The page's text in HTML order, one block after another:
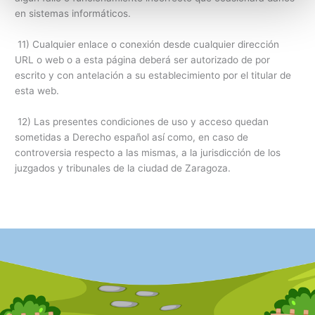
en sistemas informáticos.
11) Cualquier enlace o conexión desde cualquier dirección
URL o web o a esta página deberá ser autorizado de por
escrito y con antelación a su establecimiento por el titular de
esta web.
12) Las presentes condiciones de uso y acceso quedan
sometidas a Derecho español así como, en caso de
controversia respecto a las mismas, a la jurisdicción de los
juzgados y tribunales de la ciudad de Zaragoza.